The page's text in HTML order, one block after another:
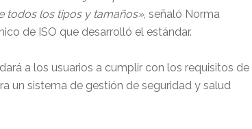
todos los tipos y tamaños», señaló Norma
de ISO que desarrolló el estándar.
a los usuarios a cumplir con los requisitos de
un sistema de gestión de seguridad y salud